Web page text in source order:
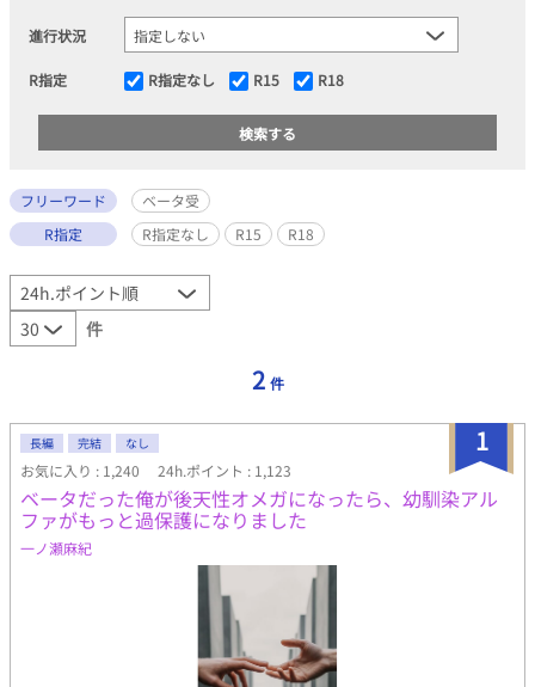
進行状況
R指定 R指定なし R15 R18
フリーワード
ベータ受
R指定
R指定なし R15 R18
件
2 件
1
長編 完結 なし
お気に入り : 1,240 24h.ポイント : 1,123
ベータだった俺が後天性オメガになったら、幼馴染アル
ファがもっと過保護になりました
一ノ瀬麻紀